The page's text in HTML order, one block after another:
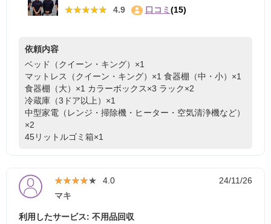
★★★★★
★★★★★ 4.9 口コミ (15)
依頼内容
ベッド（クイーン・キング）×1
マットレス（クイーン・キング）×1 食器棚（中・小）×1
食器棚（大）×1 カラーボックス×3 ラック×2
冷蔵庫（3ドア以上）×1
中型家電（レンジ・掃除機・ヒーター・空気清浄機など）
×2
45リットルゴミ箱×1
★★★★★
★★★★★ 4.0
24/11/26
マキ
利用したサービス: 不用品回収